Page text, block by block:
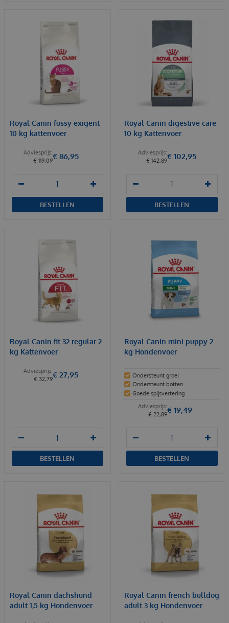
Royal Canin fussy exigent
10 kg kattenvoer
€ 119,09€ 86,95
BESTELLEN
Royal Canin digestive care
10 kg Kattenvoer
€ 142,89€ 102,95
BESTELLEN
Royal Canin fit 32 regular 2
kg Kattenvoer
€ 32,79€ 27,95
BESTELLEN
Royal Canin mini puppy 2
kg Hondenvoer
Ondersteunt groei
Ondersteunt botten
Goede spijsvertering
€ 22,89€ 19,49
BESTELLEN
Royal Canin dachshund
adult 1,5 kg Hondenvoer
Royal Canin french bulldog
adult 3 kg Hondenvoer